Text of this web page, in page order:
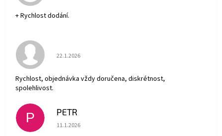
+ Rychlost dodání.
Hodnocení obchodu je 5 z 5 hvězdiček.
22.1.2026
Rychlost, objednávka vždy doručena, diskrétnost,
spolehlivost.
P PETR
Hodnocení obchodu je 5 z 5 hvězdiček.
11.1.2026